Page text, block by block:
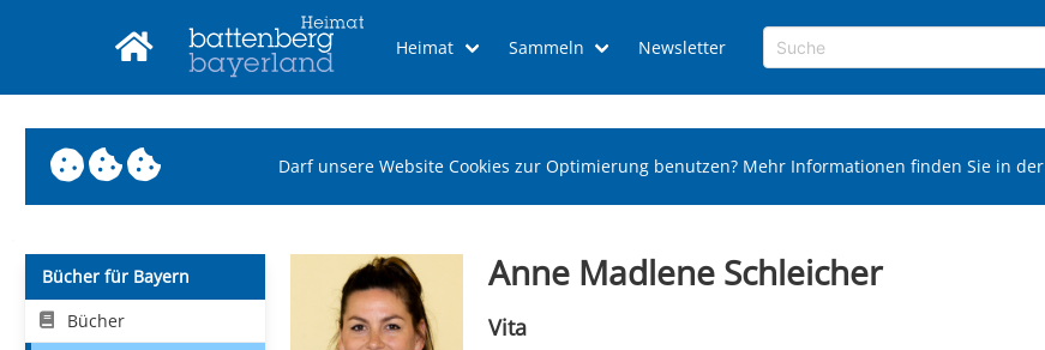
Heimat Sammeln Newsletter
Darf unsere Website Cookies zur Optimierung benutzen? Mehr Informationen finden Sie in der
Bücher für Bayern
Bücher
Anne Madlene Schleicher
Vita